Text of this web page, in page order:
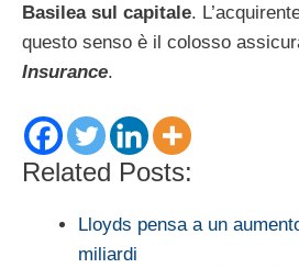
Basilea sul capitale.
questo senso è il colosso
Insurance.
Related Posts:
Lloyds pensa a un
miliardi